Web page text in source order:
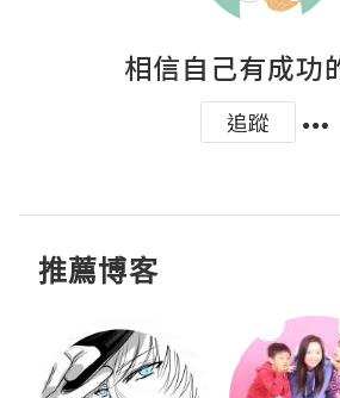
相信自己有成功
追蹤
推薦博客